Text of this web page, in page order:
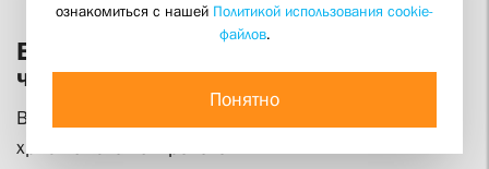
В поисках целостного взгляда на
человека
В издательстве СФИ вышли новые книги по
христианской антропологии
ознакомиться с нашей Политикой использования cookie-
файлов.
Понятно